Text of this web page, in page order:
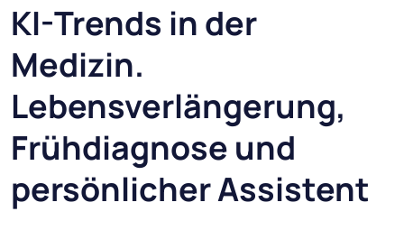
KI-Trends in der
Medizin.
Lebensverlängerung,
Frühdiagnose und
persönlicher Assistent